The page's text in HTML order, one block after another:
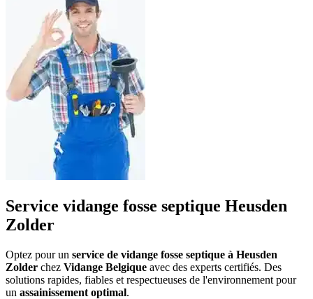
Service vidange fosse septique Heusden
Zolder
Optez pour un service de vidange fosse septique à Heusden
Zolder chez Vidange Belgique avec des experts certifiés. Des
solutions rapides, fiables et respectueuses de l'environnement pour
un assainissement optimal.